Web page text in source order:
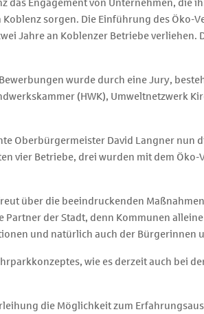
das Engagement von Unternehmen,
sorgen. Die Einführung des Öko-
Jahre an Koblenzer Betriebe verliehen.
wurde durch eine Jury,
(HWK), Umweltnetzwerk
Oberbürgermeister David Langner nun
vier Betriebe, drei wurden mit dem
über die beeindruckenden
der Stadt, denn Kommunen
und natürlich auch der Bürgerinnen
wie es derzeit auch bei
die Möglichkeit zum